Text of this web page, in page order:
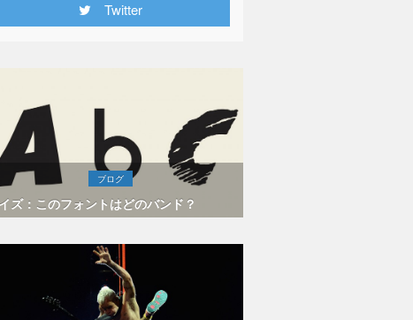
Twitter
ブログ
ズ：このフォントはどのバンド？